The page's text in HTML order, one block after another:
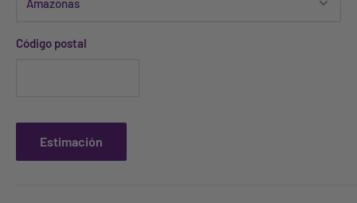
Código postal
Estimación